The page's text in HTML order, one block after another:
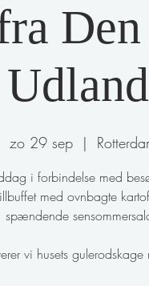
zo 29 sep
  |
i forbindelse med
med ovnbagte
spændende